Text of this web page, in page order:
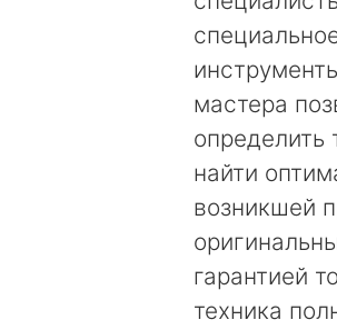
мастера
определить
найти
возникшей
гарантией
техника